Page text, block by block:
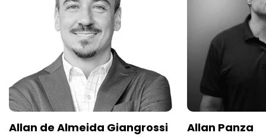
Allan de Almeida Giangrossi Allan Panza